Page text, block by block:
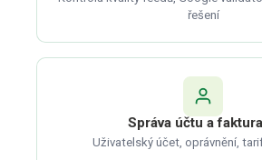
řešení
Správa účtu a
Uživatelský účet, oprávnění,